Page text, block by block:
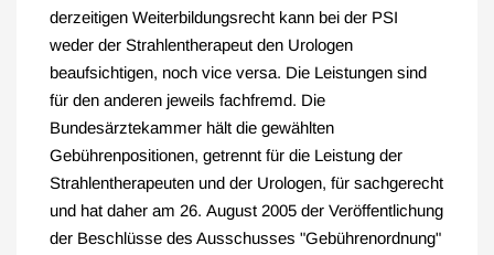
derzeitigen Weiterbildungsrecht kann bei der PSI
weder der Strahlentherapeut den Urologen
beaufsichtigen, noch vice versa. Die Leistungen sind
für den anderen jeweils fachfremd. Die
Bundesärztekammer hält die gewählten
Gebührenpositionen, getrennt für die Leistung der
Strahlentherapeuten und der Urologen, für sachgerecht
und hat daher am 26. August 2005 der Veröffentlichung
der Beschlüsse des Ausschusses "Gebührenordnung"